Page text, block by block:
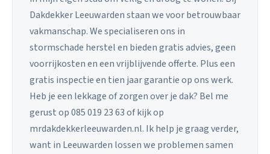
Dakdekker Leeuwarden staan we voor betrouwbaar
vakmanschap. We specialiseren ons in
stormschade herstel en bieden gratis advies, geen
voorrijkosten en een vrijblijvende offerte. Plus een
gratis inspectie en tien jaar garantie op ons werk.
Heb je een lekkage of zorgen over je dak? Bel me
gerust op 085 019 23 63 of kijk op
mrdakdekkerleeuwarden.nl. Ik help je graag verder,
want in Leeuwarden lossen we problemen samen